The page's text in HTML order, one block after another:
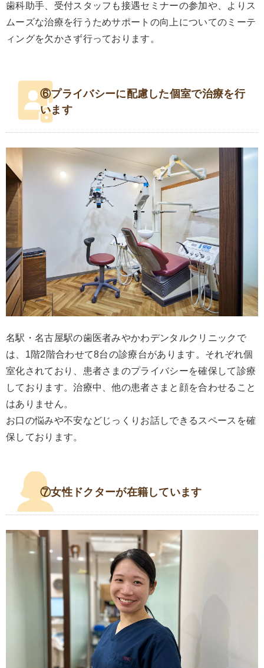
歯科助手、受付スタッフも接遇セミナーの参加や、よりス
ムーズな治療を行うためサポートの向上についてのミーテ
ィングを欠かさず行っております。
⑥プライバシーに配慮した個室で治療を行
います
名駅・名古屋駅の歯医者みやかわデンタルクリニックで
は、1階2階合わせて8台の診療台があります。それぞれ個
室化されており、患者さまのプライバシーを確保して診療
しております。治療中、他の患者さまと顔を合わせること
はありません。
お口の悩みや不安などじっくりお話しできるスペースを確
保しております。
⑦女性ドクターが在籍しています